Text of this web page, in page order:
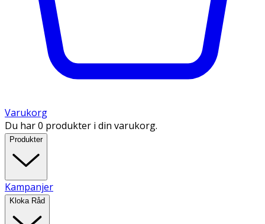
Varukorg
Du har 0 produkter i din varukorg.
Produkter
Kampanjer
Kloka Råd